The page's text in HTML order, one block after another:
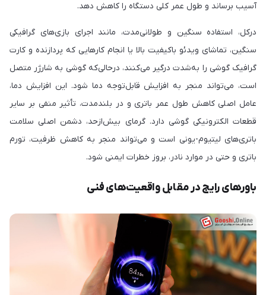
آسیب برساند و طول عمر کلی دستگاه را کاهش دهد.
درکل، استفاده سنگین و طولانی‌مدت، مانند اجرای بازی‌های گرافیکی
سنگین، تماشای ویدئو باکیفیت بالا یا انجام کارهایی که پردازنده و کارت
گرافیک گوشی را به‌شدت درگیر می‌کنند، درحالی‌که گوشی به شارژر متصل
است، می‌تواند منجر به افزایش قابل‌توجه دما شود. این افزایش دما،
عامل اصلی کاهش طول عمر باتری و در بلندمدت، تأثیر منفی بر سایر
قطعات الکترونیکی گوشی دارد. گرمای بیش‌ازحد، دشمن اصلی سلامت
باتری‌های لیتیوم-یونی است و می‌تواند منجر به کاهش ظرفیت، تورم
باتری و حتی در موارد نادر، بروز خطرات ایمنی شود.
باورهای رایج در مقابل واقعیت‌های فنی